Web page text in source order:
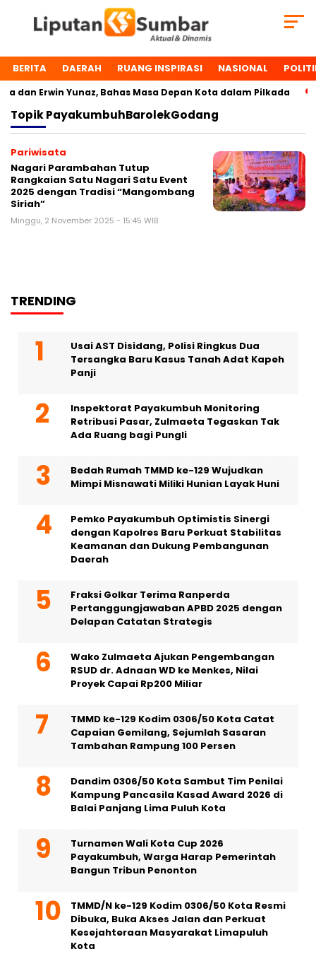
BERITA DAERAH RUANG INSPIRASI NASIONAL
dan Erwin Yunaz, Bahas Masa Depan Kota dalam Pilkada
TopikPayakumbuhBarolekGodang
Pariwisata
Nagari Parambahan Tutup
Rangkaian Satu Nagari Satu Event
2025 dengan Tradisi “Mangombang
Siriah”
Minggu, 2 November 2025 - 15:45 WIB
TRENDING
Usai AST Disidang, Polisi Ringkus Dua
Tersangka Baru Kasus Tanah Adat Kapeh
Panji
Inspektorat Payakumbuh Monitoring
Retribusi Pasar, Zulmaeta Tegaskan Tak
Ada Ruang bagi Pungli
Bedah Rumah TMMD ke-129 Wujudkan
Mimpi Misnawati Miliki Hunian Layak Huni
Pemko Payakumbuh Optimistis Sinergi
dengan Kapolres Baru Perkuat Stabilitas
Keamanan dan Dukung Pembangunan
Daerah
Fraksi Golkar Terima Ranperda
Pertanggungjawaban APBD 2025 dengan
Delapan Catatan Strategis
Wako Zulmaeta Ajukan Pengembangan
RSUD dr. Adnaan WD ke Menkes, Nilai
Proyek Capai Rp200 Miliar
TMMD ke-129 Kodim 0306/50 Kota Catat
Capaian Gemilang, Sejumlah Sasaran
Tambahan Rampung 100 Persen
Dandim 0306/50 Kota Sambut Tim Penilai
Kampung Pancasila Kasad Award 2026 di
Balai Panjang Lima Puluh Kota
Turnamen Wali Kota Cup 2026
Payakumbuh, Warga Harap Pemerintah
Bangun Tribun Penonton
TMMD/N ke-129 Kodim 0306/50 Kota Resmi
Dibuka, Buka Akses Jalan dan Perkuat
Kesejahteraan Masyarakat Limapuluh
Kota